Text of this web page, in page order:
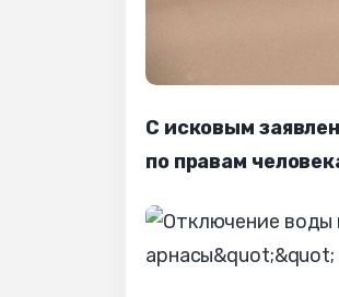
С исковым
по правам